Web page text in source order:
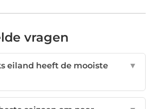
vragen
eiland heeft de mooiste
▼